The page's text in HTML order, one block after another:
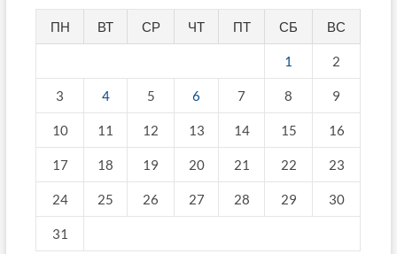
ПН ВТ СР ЧТ ПТ СБ ВС
1 2
3 4 5 6 7 8 9
10 11 12 13 14 15 16
17 18 19 20 21 22 23
24 25 26 27 28 29 30
31